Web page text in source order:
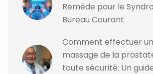
Remède pour le
Bureau Courant
Comment effectuer un
massage de la
toute sécurité: Un